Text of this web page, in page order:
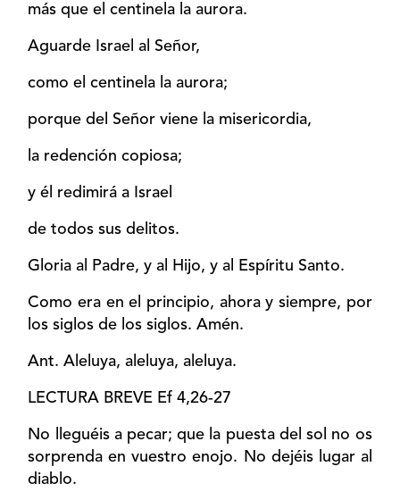
más que el centinela la aurora.
Aguarde Israel al Señor,
como el centinela la aurora;
porque del Señor viene la misericordia,
la redención copiosa;
y él redimirá a Israel
de todos sus delitos.
Gloria al Padre, y al Hijo, y al Espíritu Santo.
Como era en el principio, ahora y siempre, por
los siglos de los siglos. Amén.
Ant. Aleluya, aleluya, aleluya.
LECTURA BREVE Ef 4,26-27
No lleguéis a pecar; que la puesta del sol no os
sorprenda en vuestro enojo. No dejéis lugar al
diablo.